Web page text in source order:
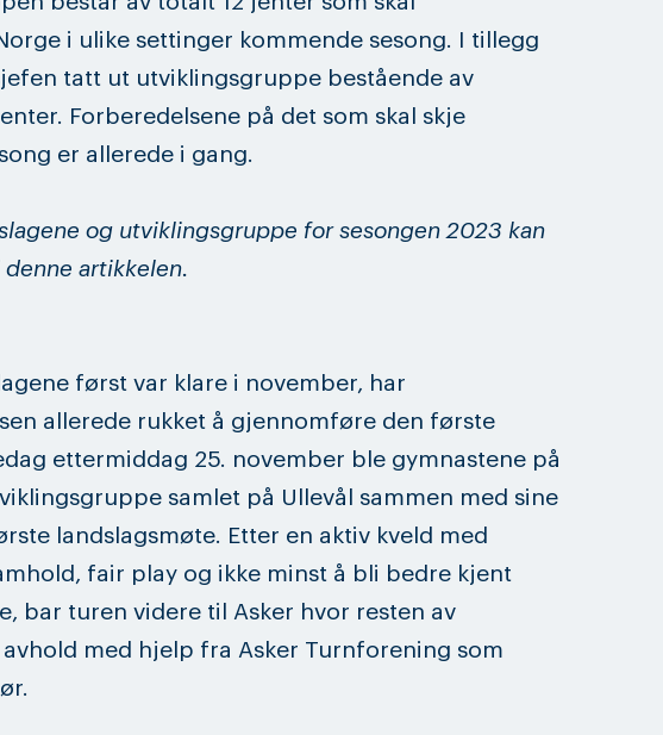
i ulike settinger kommende sesong. I tillegg
tatt ut utviklingsgruppe bestående av
Forberedelsene på det som skal skje
er allerede i gang.
og utviklingsgruppe for sesongen 2023 kan
artikkelen.
først var klare i november, har
allerede rukket å gjennomføre den første
ettermiddag 25. november ble gymnastene på
samlet på Ullevål sammen med sine
landslagsmøte. Etter en aktiv kveld med
fair play og ikke minst å bli bedre kjent
bar turen videre til Asker hvor resten av
med hjelp fra Asker Turnforening som